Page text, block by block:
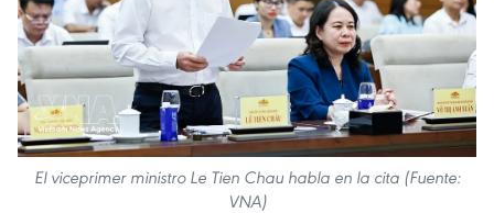
El viceprimer ministro Le Tien Chau habla en la cita (Fuente:
VNA)